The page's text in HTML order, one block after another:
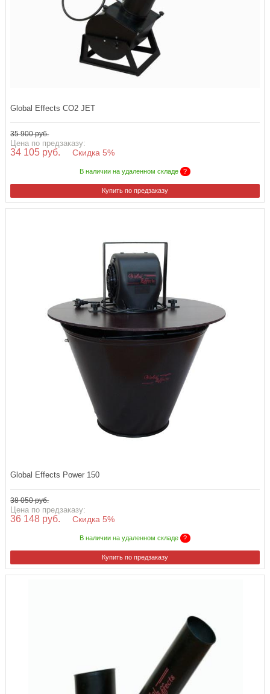
Global Effects CO2 JET
35 900 руб.
Цена по предзаказу:
34 105 руб. Скидка 5%
В наличии на удаленном складе ?
Купить по предзаказу
Global Effects Power 150
38 050 руб.
Цена по предзаказу:
36 148 руб. Скидка 5%
В наличии на удаленном складе ?
Купить по предзаказу